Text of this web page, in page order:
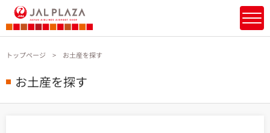
トップページ お土産を探す
お土産を探す